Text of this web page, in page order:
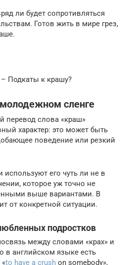
ли будет сопротивляться
Готов жить в мире грез,
Подкаты к крашу?
сленге
перевод слова «краш»
характер: это может быть
поведение или резкий
его чуть ли не в
которое уж точно не
выше вариантами. В
от конкретной ситуации.
подростков
между словами «крах» и
в английском языке есть
to have a crush on somebody»,